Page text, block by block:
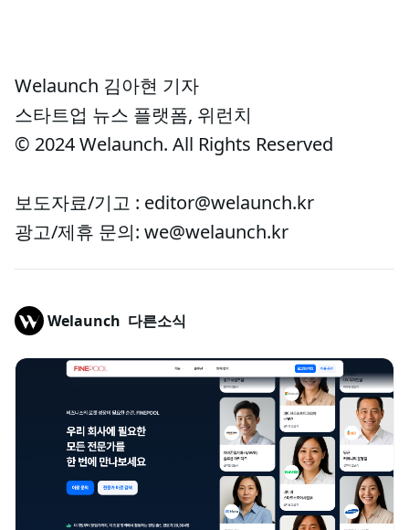
Welaunch 김아현 기자
스타트업 뉴스 플랫폼, 위런치
© 2024 Welaunch. All Rights Reserved
보도자료/기고 : editor@welaunch.kr
광고/제휴 문의: we@welaunch.kr
Welaunch 다른소식